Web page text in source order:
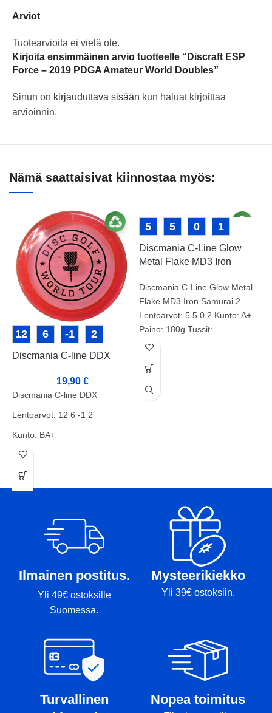
Arviot
Tuotearvioita ei vielä ole.
Kirjoita ensimmäinen arvio tuotteelle “Discraft ESP
Force – 2019 PDGA Amateur World Doubles”
Sinun on kirjauduttava sisään kun haluat kirjoittaa
arvioinnin.
Nämä saattaisivat kiinnostaa myös:
12 6 -1 2
Discmania C-line DDX
19,90 €
Discmania C-line DDX
Lentoarvot: 12 6 -1 2
Kunto: BA+
Paino: 174g
Tussit: rimmi
5 5 0 1
Discmania C-Line Glow
Metal Flake MD3 Iron
Discmania C-Line Glow Metal
Flake MD3 Iron Samurai 2
Lentoarvot: 5 5 0 2 Kunto: A+
Paino: 180g Tussit:
Tuotenumero: 2066
Ilmainen postitus.
Yli 49€ ostoksille
Suomessa.
Mysteerikiekko
Yli 39€ ostoksiin.
Turvallinen
Nopea toimitus